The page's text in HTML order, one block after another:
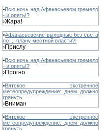
•Всю ночь над Афанасьевом гремело
- и опять!?
›Жара!
•Афанасьевские выходные без света
по ... плану местной власти?!
›Прислу
•Всю ночь над Афанасьевом гремело
- и опять!?
›Прогно
•Вятское экстренное
метеопредупреждение: днем должно
грянуть
›Вниман
•Вятское экстренное
метеопредупреждение: днем должно
грянуть